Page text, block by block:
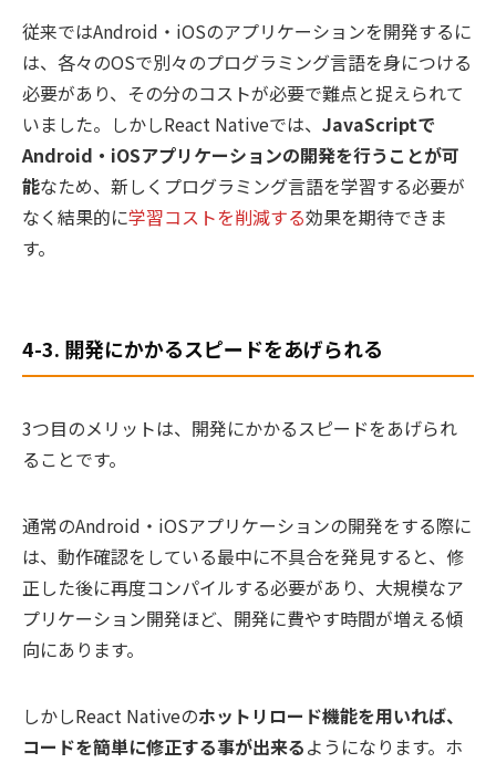
従来ではAndroid・iOSのアプリケーションを開発するに
は、各々のOSで別々のプログラミング言語を身につける
必要があり、その分のコストが必要で難点と捉えられて
いました。しかしReact Nativeでは、 JavaScriptで
Android・iOSアプリケーションの開発を行うことが可
能なため、新しくプログラミング言語を学習する必要が
なく結果的に学習コストを削減する効果を期待できま
す。
4-3. 開発にかかるスピードをあげられる
3つ目のメリットは、開発にかかるスピードをあげられ
ることです。
通常のAndroid・iOSアプリケーションの開発をする際に
は、動作確認をしている最中に不具合を発見すると、修
正した後に再度コンパイルする必要があり、大規模なア
プリケーション開発ほど、開発に費やす時間が増える傾
向にあります。
しかしReact Nativeのホットリロード機能を用いれば、
コードを簡単に修正する事が出来るようになります。ホ